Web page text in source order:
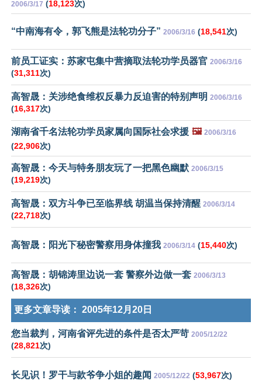
2006/3/17 (18,123次)
“中南海有令，郭飞熊是法轮功分子” 2006/3/16 (18,541次)
前员工证实：苏家屯集中营摘取法轮功学员器官 2006/3/16
(31,311次)
高智晟：关涉绝食维权反暴力反迫害的特别声明 2006/3/16
(16,317次)
湖南省千名法轮功学员家属向国际社会求援 🖼️ 2006/3/16
(22,906次)
高智晟：今天与特务朋友玩了一把黑色幽默 2006/3/15
(19,219次)
高智晟：双方斗争已至临界线 胡温当保持清醒 2006/3/14
(22,718次)
高智晟：阳光下秘密警察用身体撞我 2006/3/14 (15,440次)
高智晟：胡锦涛里边说一套 警察外边做一套 2006/3/13
(18,326次)
更多文章导读： 2005年12月20日
您当裁判，河南省评先进的条件是否太严苛 2005/12/22
(28,821次)
长见识！罗干与款爷争小姐的趣闻 2005/12/22 (53,967次)